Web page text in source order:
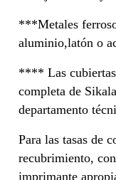
***Metales
aluminio,latón o
**** Las cubiertas
completa de
departamento
Para las tasas de
recubrimiento,
imprimante